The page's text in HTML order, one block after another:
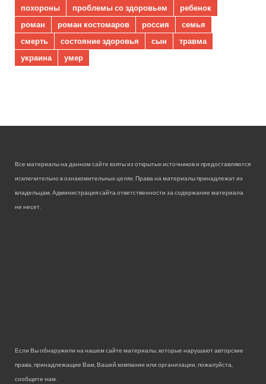
похороны
проблемы со здоровьем
ребенок
роман
роман костомаров россия
семья
смерть
состояние здоровья сын
травма
украина
умер
Все материалы на данном сайте взяты из открытых источников и предоставляются
исключительно в ознакомительных целях. Права на материалы принадлежат их
владельцам. Администрация сайта ответственности за содержание материала
не несет.
Если Вы обнаружили на нашем сайте материалы, которые нарушают авторские
права, принадлежащие Вам, Вашей компании или организации, пожалуйста,
сообщите нам.